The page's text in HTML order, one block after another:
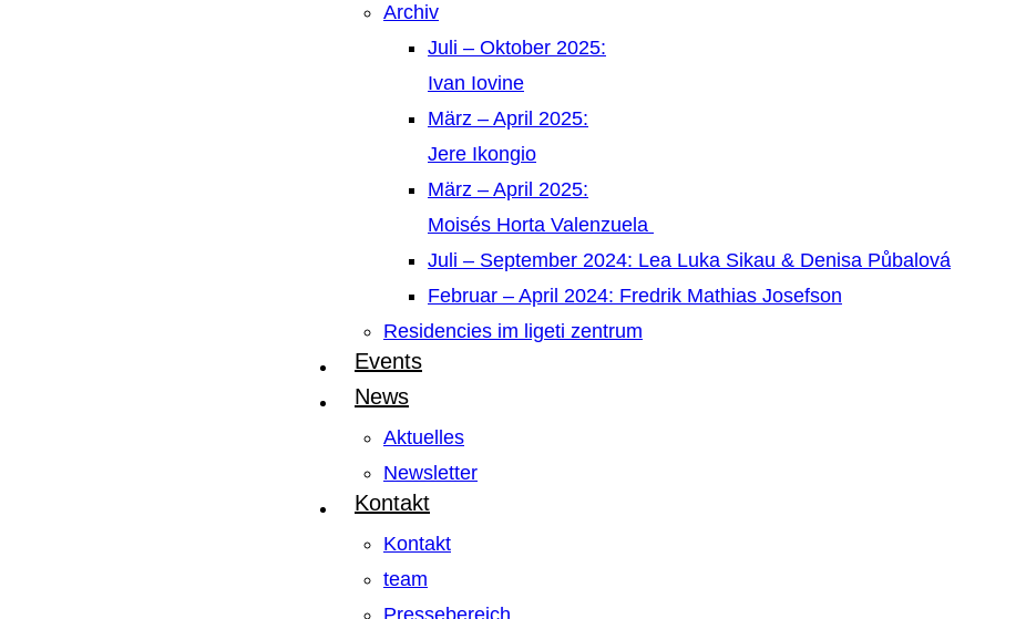
Archiv
Juli – Oktober 2025:
Ivan Iovine
März – April 2025:
Jere Ikongio
März – April 2025:
Moisés Horta Valenzuela
Juli – September 2024: Lea Luka Sikau & Denisa Půbalová
Februar – April 2024: Fredrik Mathias Josefson
Residencies im ligeti zentrum
Events
News
Aktuelles
Newsletter
Kontakt
Kontakt
team
Pressebereich